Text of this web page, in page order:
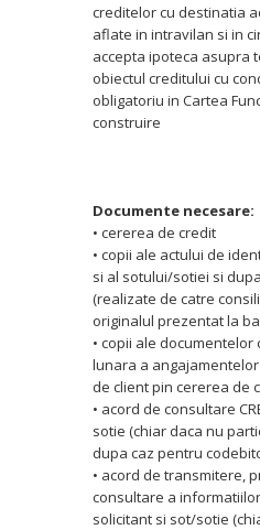
creditelor cu destinatia
aflate in intravilan si in
accepta ipoteca asupra
obiectul creditului cu
obligatoriu in Cartea
construire
Documente necesare:
• cererea de credit
• copii ale actului de
si al sotului/sotiei si
(realizate de catre
originalul prezentat la
• copii ale
lunara a
de client pin cererea de
• acord de consultare
sotie (chiar daca nu
dupa caz pentru
• acord de transmitere,
consultare a
solicitant si sot/sotie